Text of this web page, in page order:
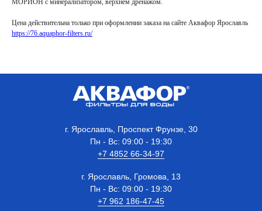
МОРИОН с минерализатором, верхнем дренажом.
Цена действительна только при оформлении заказа на сайте Аквафор Ярославль
https://76.aquaphor-filters.ru/
г. Ярославль, Проспект Фрунзе, 30
Пн - Вс: 09:00 - 19:30
+7 4852 66-34-97
г. Ярославль, Громова, 13
Пн - Вс: 09:00 - 19:30
+7 962 186-47-45